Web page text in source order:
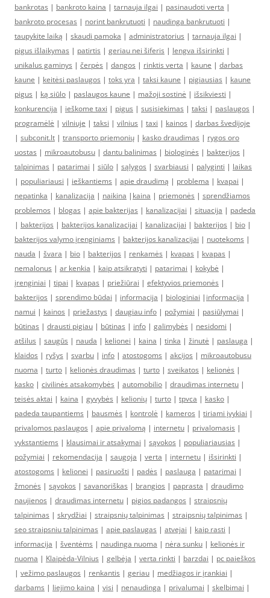
bankrotas | bankroto kaina | tarnauja ilgai | pasinaudoti verta |
bankroto procesas | norint bankrutuoti | naudinga bankrutuoti |
taupykite laiką | skaudi pamoka | administratorius | tarnauja ilgai |
pigus išlaikymas | patirtis | geriau nei šiferis | lengva išsirinkti |
unikalus gaminys | čerpės | dangos | rinktis verta | kaune | darbas
kaune | keitėsi paslaugos | toks yra | taksi kaune | pigiausias | kaune
pigus | ką siūlo | paslaugos kaune | mažoji sostinė | išsikviesti |
konkurencija | ieškome taxi | pigus | susisiekimas | taksi | paslaugos |
programėlė | vilniuje | taksi | vilnius | taxi | kainos | darbas švedijoje
| subconit.lt | transporto priemonių | kasko draudimas | rygos oro
uostas | mikroautobusu | dantu balinimas | biologinės | bakterijos |
talpinimas | patarimai | siūlo | sąlygos | svarbiausi | palyginti | laikas
| populiariausi | ieškantiems | apie draudimą | problema | kvapai |
nepatinka | kanalizacija | naikina | kaina | priemonės | sprendžiamos
problemos | blogas | apie bakterijas | kanalizacijai | situacija | padeda
| bakterijos | bakterijos kanalizacijai | kanalizacijai | bakterijos | bio |
bakterijos valymo įrenginiams | bakterijos kanalizacijai | nuotekoms |
nauda | švara | bio | bakterijos | renkamės | kvapas | kvapas |
nemalonus | ar kenkia | kaip atsikratyti | patarimai | kokybė |
įrenginiai | tipai | kvapas | priežiūrai | efektyvios priemonės |
bakterijos | sprendimo būdai | informacija | biologiniai | informacija |
namui | kainos | priežastys | daugiau info | požymiai | pasiūlymai |
būtinas | drausti pigiau | būtinas | info | galimybės | nesidomi |
atšilus | saugūs | nauda | kelionei | kaina | tinka | žinutė | paslauga |
klaidos | ryšys | svarbu | info | atostogoms | akcijos | mikroautobusu
nuoma | turto | kelionės draudimas | turto | sveikatos | kelionės |
kasko | civilinės atsakomybės | automobilio | draudimas internetu |
teisės aktai | kaina | gyvybės | kelionių | turto | tpvca | kasko |
padeda taupantiems | bausmės | kontrolė | kameros | tiriami įvykiai |
privalomos paslaugos | apie privalomą | internetu | privalomasis |
vykstantiems | klausimai ir atsakymai | sąvokos | populiariausias |
požymiai | rekomendacija | saugoja | verta | internetu | išsirinkti |
atostogoms | kelionei | pasiruošti | padės | paslauga | patarimai |
žmonės | sąvokos | savanoriškas | brangios | paprasta | draudimo
naujienos | draudimas internetu | pigios padangos | straipsnių
talpinimas | skrydžiai | straipsnių talpinimas | straipsnių talpinimas |
seo straipsniu talpinimas | apie paslaugas | atvejai | kaip rasti |
informacija | šventėms | naudinga nuoma | nėra sunku | kelionės ir
nuoma | Klaipėda-Vilnius | gelbėja | verta rinkti | barzdai | pc paieškos
| vežimo paslaugos | renkantis | geriau | medžiagos ir įrankiai |
darbams | liejimo kaina | visi | nenaudinga | privalumai | skelbimai |